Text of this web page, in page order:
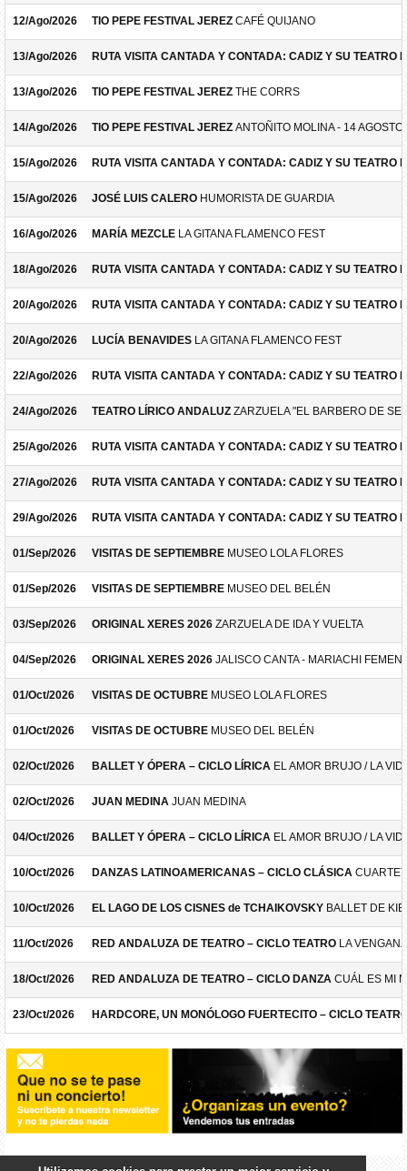
12/Ago/2026 TIO PEPE FESTIVAL JEREZ CAFÉ QUIJANO
13/Ago/2026 RUTA VISITA CANTADA Y CONTADA: CADIZ Y SU TEATRO
13/Ago/2026 TIO PEPE FESTIVAL JEREZ THE CORRS
14/Ago/2026 TIO PEPE FESTIVAL JEREZ ANTOÑITO MOLINA - 14 AGOSTO
15/Ago/2026 RUTA VISITA CANTADA Y CONTADA: CADIZ Y SU TEATRO
15/Ago/2026 JOSÉ LUIS CALERO HUMORISTA DE GUARDIA
16/Ago/2026 MARÍA MEZCLE LA GITANA FLAMENCO FEST
18/Ago/2026 RUTA VISITA CANTADA Y CONTADA: CADIZ Y SU TEATRO
20/Ago/2026 RUTA VISITA CANTADA Y CONTADA: CADIZ Y SU TEATRO
20/Ago/2026 LUCÍA BENAVIDES LA GITANA FLAMENCO FEST
22/Ago/2026 RUTA VISITA CANTADA Y CONTADA: CADIZ Y SU TEATRO
24/Ago/2026 TEATRO LÍRICO ANDALUZ ZARZUELA "EL BARBERO DE
25/Ago/2026 RUTA VISITA CANTADA Y CONTADA: CADIZ Y SU TEATRO
27/Ago/2026 RUTA VISITA CANTADA Y CONTADA: CADIZ Y SU TEATRO
29/Ago/2026 RUTA VISITA CANTADA Y CONTADA: CADIZ Y SU TEATRO
01/Sep/2026 VISITAS DE SEPTIEMBRE MUSEO LOLA FLORES
01/Sep/2026 VISITAS DE SEPTIEMBRE MUSEO DEL BELÉN
03/Sep/2026 ORIGINAL XERES 2026 ZARZUELA DE IDA Y VUELTA
04/Sep/2026 ORIGINAL XERES 2026 JALISCO CANTA - MARIACHI
01/Oct/2026 VISITAS DE OCTUBRE MUSEO LOLA FLORES
01/Oct/2026 VISITAS DE OCTUBRE MUSEO DEL BELÉN
02/Oct/2026 BALLET Y ÓPERA – CICLO LÍRICA EL AMOR BRUJO / LA
02/Oct/2026 JUAN MEDINA JUAN MEDINA
04/Oct/2026 BALLET Y ÓPERA – CICLO LÍRICA EL AMOR BRUJO / LA
10/Oct/2026 DANZAS LATINOAMERICANAS – CICLO CLÁSICA
10/Oct/2026 EL LAGO DE LOS CISNES de TCHAIKOVSKY BALLET DE
11/Oct/2026 RED ANDALUZA DE TEATRO – CICLO TEATRO LA
18/Oct/2026 RED ANDALUZA DE TEATRO – CICLO DANZA CUÁL ES MI
23/Oct/2026 HARDCORE, UN MONÓLOGO FUERTECITO – CICLO